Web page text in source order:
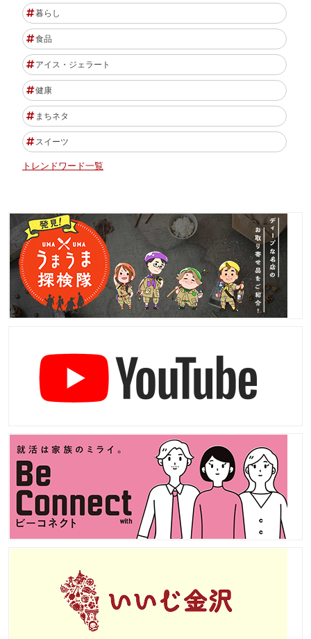
暮らし
食品
アイス・ジェラート
健康
まちネタ
スイーツ
トレンドワード一覧